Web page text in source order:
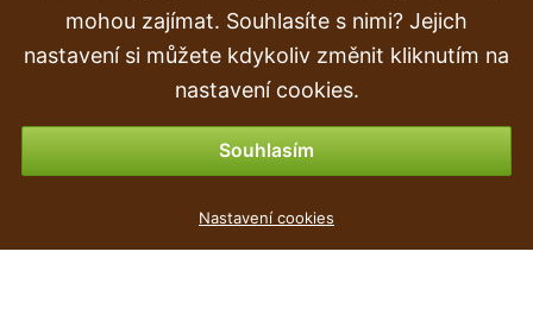
Objednávka
mohou zajímat. Souhlasíte s nimi? Jejich
nastavení si můžete kdykoliv změnit kliknutím na
nastavení cookies.
Souhlasím
Nastavení cookies